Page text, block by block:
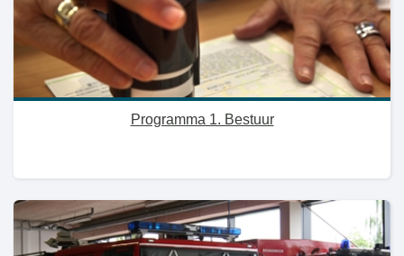
Programma 1. Bestuur